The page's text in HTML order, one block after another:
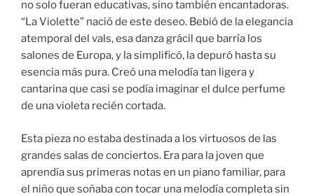
no solo fueran educativas, sino también encantadoras.
“La Violette” nació de este deseo. Bebió de la elegancia
atemporal del vals, esa danza grácil que barría los
salones de Europa, y la simplificó, la depuró hasta su
esencia más pura. Creó una melodía tan ligera y
cantarina que casi se podía imaginar el dulce perfume
de una violeta recién cortada.
Esta pieza no estaba destinada a los virtuosos de las
grandes salas de conciertos. Era para la joven que
aprendía sus primeras notas en un piano familiar, para
el niño que soñaba con tocar una melodía completa sin